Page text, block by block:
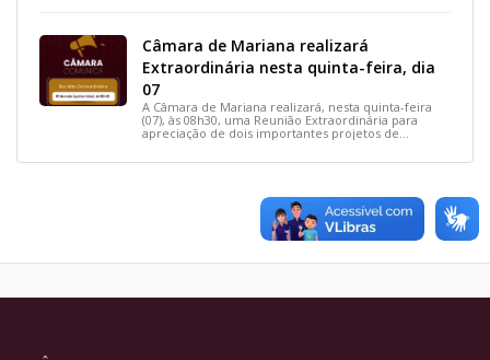
Câmara de Mariana realizará
Extraordinária nesta quinta-feira, dia
07
A Câmara de Mariana realizará, nesta quinta-feira
(07), às 08h30, uma Reunião Extraordinária para
apreciação de dois importantes projetos de
interesse do município.